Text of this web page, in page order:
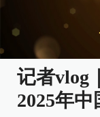
记者vlog
2025年